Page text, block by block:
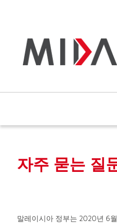
자주 묻는 질
말레이시아 정부는 2020년 6